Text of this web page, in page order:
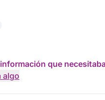
que
algo